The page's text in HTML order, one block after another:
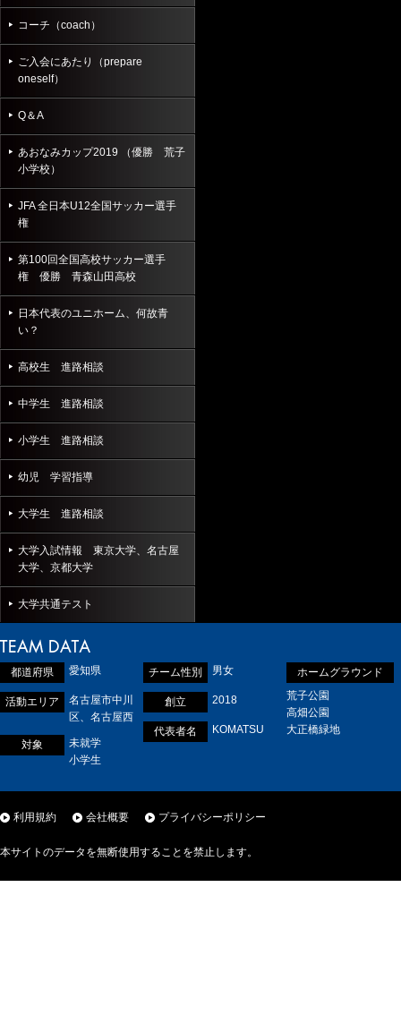
コーチ（coach）
ご入会にあたり（prepare
oneself）
Q＆A
あおなみカップ2019 （優勝 荒子
小学校）
JFA 全日本U12全国サッカー選手
権
第100回全国高校サッカー選手
権 優勝 青森山田高校
日本代表のユニホーム、何故青
い？
高校生 進路相談
中学生 進路相談
小学生 進路相談
幼児 学習指導
大学生 進路相談
大学入試情報 東京大学、名古屋
大学、京都大学
大学共通テスト
都道府県 愛知県
活動エリア
名古屋市中川
区、名古屋西
対象
未就学
小学生
チーム性別 男女
創立 2018
代表者名 KOMATSU
ホームグラウンド
荒子公園
高畑公園
大正橋緑地
利用規約 会社概要 プライバシーポリシー
本サイトのデータを無断使用することを禁止します。